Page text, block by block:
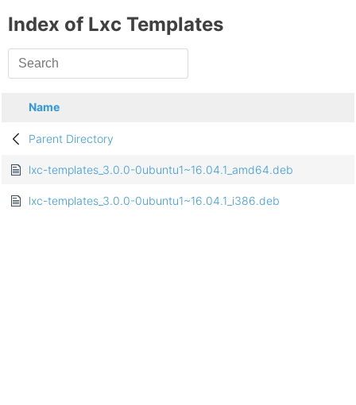
Index of Lxc Templates
Name
Parent Directory
lxc-templates_3.0.0-0ubuntu1~16.04.1_amd64.deb
lxc-templates_3.0.0-0ubuntu1~16.04.1_i386.deb